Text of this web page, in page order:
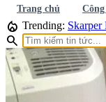
Trang chủ
local_fire_department Trending:
search